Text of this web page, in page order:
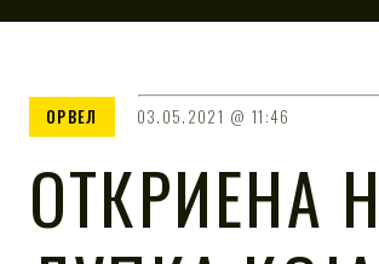
ОРВЕЛ 03.05.2021 11:46
ОТКРИЕНА